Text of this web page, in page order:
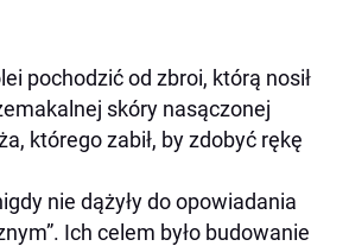
pochodzić od zbroi, którą nosił
skóry nasączonej
którego zabił, by zdobyć rękę
nie dążyły do opowiadania
Ich celem było budowanie